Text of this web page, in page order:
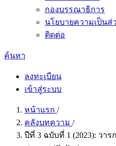
กองบรรณาธิการ
นโยบายความเป็นส่
ติดต่อ
ค้นหา
ลงทะเบียน
เข้าสู่ระบบ
หน้าแรก /
คลังบทความ /
ปีที่ 3 ฉบับที่ 1 (2023): วา